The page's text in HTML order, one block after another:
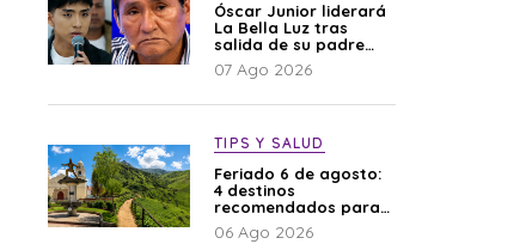
Óscar Junior liderará
La Bella Luz tras
salida de su padre
por polémica con
Naldy Saldaña
07 Ago 2026
TIPS Y SALUD
Feriado 6 de agosto:
4 destinos
recomendados para
disfrutar el descanso
06 Ago 2026